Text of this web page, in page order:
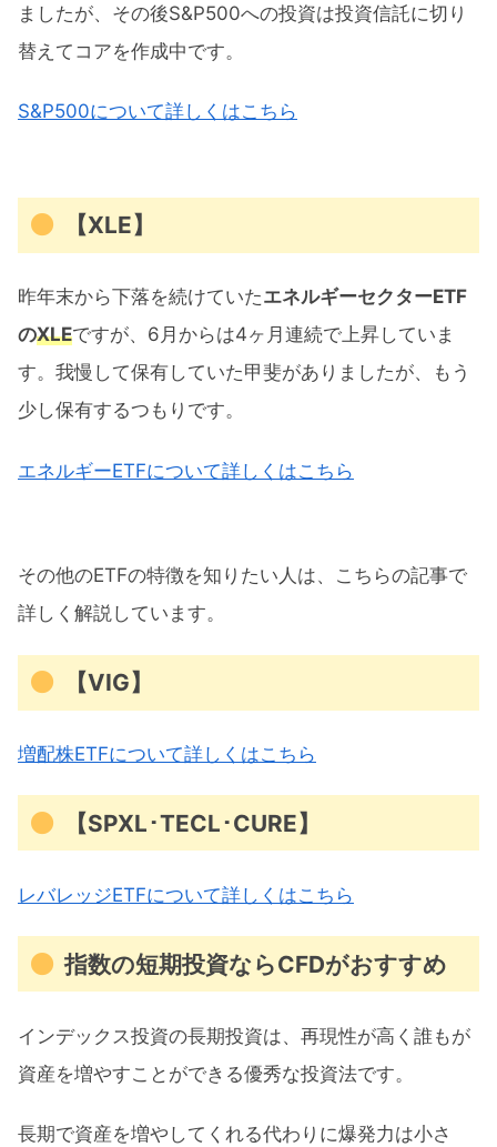
ましたが、その後S&P500への投資は投資信託に切り
替えてコアを作成中です。
S&P500について詳しくはこちら
【XLE】
昨年末から下落を続けていたエネルギーセクターETF
のXLEですが、6月からは4ヶ月連続で上昇していま
す。我慢して保有していた甲斐がありましたが、もう
少し保有するつもりです。
エネルギーETFについて詳しくはこちら
その他のETFの特徴を知りたい人は、こちらの記事で
詳しく解説しています。
【VIG】
増配株ETFについて詳しくはこちら
【SPXL･TECL･CURE】
レバレッジETFについて詳しくはこちら
指数の短期投資ならCFDがおすすめ
インデックス投資の長期投資は、再現性が高く誰もが
資産を増やすことができる優秀な投資法です。
長期で資産を増やしてくれる代わりに爆発力は小さ